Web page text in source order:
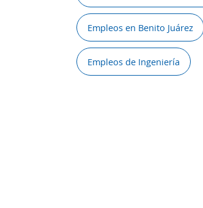
Empleos en Benito Juárez
Empleos de Ingeniería